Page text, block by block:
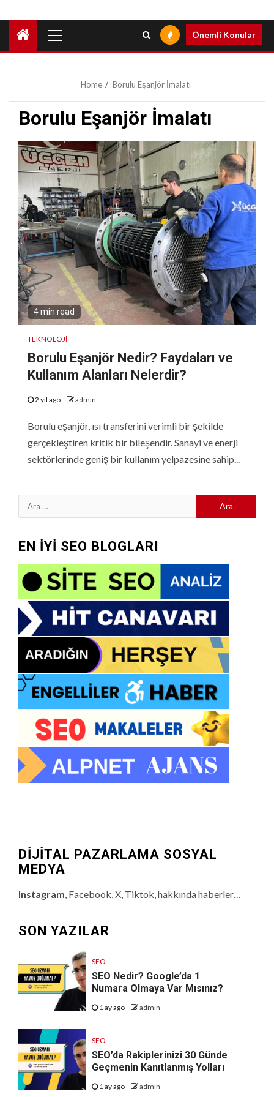
Menu
Önemli Konular
Home Borulu Eşanjör İmalatı
Borulu Eşanjör İmalatı
4 min read
TEKNOLOJI
Borulu Eşanjör Nedir? Faydaları ve
Kullanım Alanları Nelerdir?
2 yıl ago admin
Borulu eşanjör, ısı transferini verimli bir şekilde
gerçekleştiren kritik bir bileşendir. Sanayi ve enerji
sektörlerinde geniş bir kullanım yelpazesine sahip...
Arama:
EN İYİ SEO BLOGLARI
DİJİTAL PAZARLAMA SOSYAL
MEDYA
Instagram , Facebook, X, Tiktok, hakkında haberler…
SON YAZILAR
SEO
SEO Nedir? Google’da 1
Numara Olmaya Var Mısınız?
1 ay ago admin
SEO
SEO’da Rakiplerinizi 30 Günde
Geçmenin Kanıtlanmış Yolları
1 ay ago admin